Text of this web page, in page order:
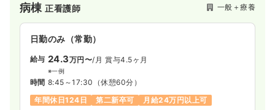
ら積極的に受け容れています。また消化器の治療に関しまして
は、平成19年1月1日に日本消化器病学会の認定施設（北海道大
学病院関連施設）に認定されており最先端の治療を患者さまに
提供しています。
病棟正看護師 一般＋療養
日勤のみ（常勤）
給与 24.3万円〜/月 賞与4.5ヶ月
※一例
時間 8:45～17:30 （休憩60分）
年間休日124日
第二新卒可 月給24万円以上可